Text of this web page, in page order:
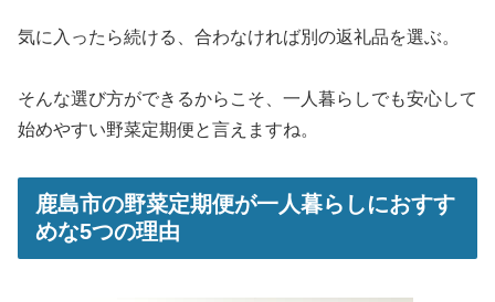
気に入ったら続ける、合わなければ別の返礼品を選ぶ。
そんな選び方ができるからこそ、一人暮らしでも安心して
始めやすい野菜定期便と言えますね。
鹿島市の野菜定期便が一人暮らしにおすす
めな5つの理由